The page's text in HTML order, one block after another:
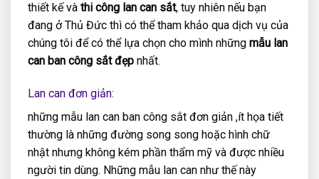
thiết kế và thi công lan can sắt, tuy nhiên nếu bạn
đang ở Thủ Đức thì có thể tham khảo qua dịch vụ của
chúng tôi để có thể lựa chọn cho mình những mẫu lan
can ban công sắt đẹp nhất.
Lan can đơn giản:
những mẫu lan can ban công sắt đơn giản ,ít họa tiết
thường là những đường song song hoặc hình chữ
nhật nhưng không kém phần thẩm mỹ và được nhiều
người tin dùng. Những mẫu lan can như thế này